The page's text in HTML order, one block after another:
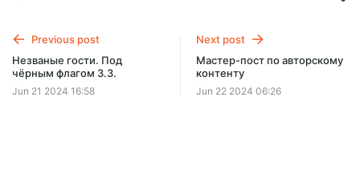
Previous post
Незваные гости. Под
чёрным флагом 3.3.
Jun 21 2024 16:58
Next post
Мастер-пост по авторскому
контенту
Jun 22 2024 06:26